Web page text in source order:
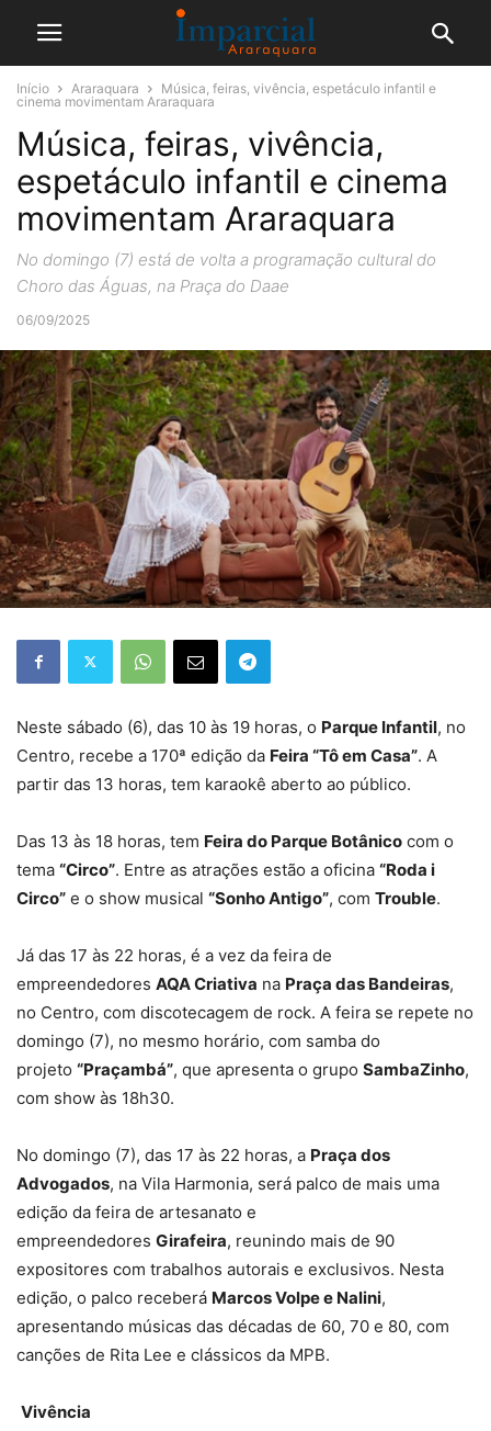
Início Araraquara
Música, feiras, vivência, espetáculo infantil e
cinema movimentam Araraquara
Música, feiras, vivência,
espetáculo infantil e cinema
movimentam Araraquara
No domingo (7) está de volta a programação cultural do
Choro das Águas, na Praça do Daae
06/09/2025
Neste sábado (6), das 10 às 19 horas, o Parque Infantil, no
Centro, recebe a 170ª edição da Feira “Tô em Casa”. A
partir das 13 horas, tem karaokê aberto ao público.
Das 13 às 18 horas, tem Feira do Parque Botânico com o
tema “Circo”. Entre as atrações estão a oficina “Roda i
Circo” e o show musical “Sonho Antigo”, com Trouble.
Já das 17 às 22 horas, é a vez da feira de
empreendedores AQA Criativa na Praça das Bandeiras,
no Centro, com discotecagem de rock. A feira se repete no
domingo (7), no mesmo horário, com samba do
projeto “Praçambá”, que apresenta o grupo SambaZinho,
com show às 18h30.
No domingo (7), das 17 às 22 horas, a Praça dos
Advogados, na Vila Harmonia, será palco de mais uma
edição da feira de artesanato e
empreendedores Girafeira, reunindo mais de 90
expositores com trabalhos autorais e exclusivos. Nesta
edição, o palco receberá Marcos Volpe e Nalini,
apresentando músicas das décadas de 60, 70 e 80, com
canções de Rita Lee e clássicos da MPB.
Vivência